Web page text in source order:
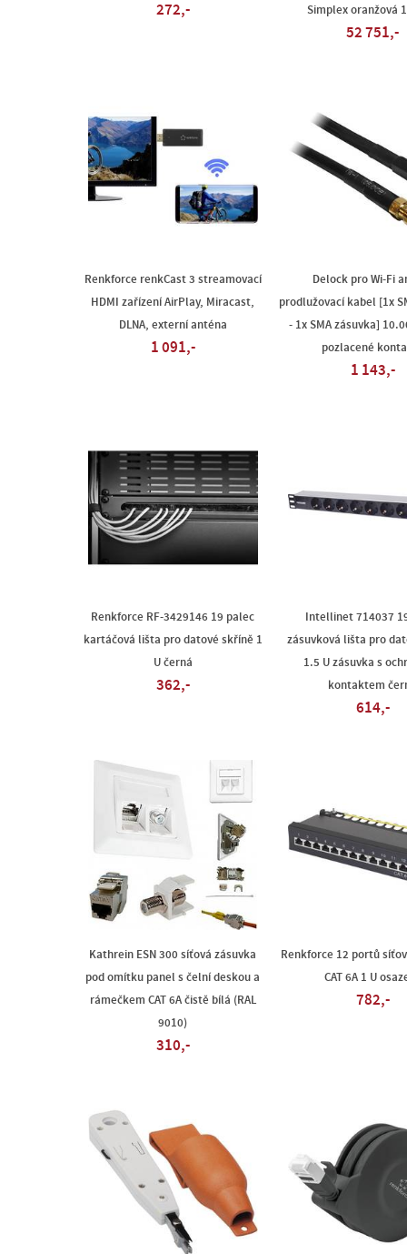
272,-
Simplex oranžová
52 751,-
Renkforce renkCast 3 streamovací
HDMI zařízení AirPlay, Miracast,
DLNA, externí anténa
1 091,-
Delock pro Wi-Fi
prodlužovací kabel [1x
- 1x SMA zásuvka]
pozlacené
1 143,-
Renkforce RF-3429146 19 palec
kartáčová lišta pro datové skříně 1
U černá
362,-
Intellinet 714037
zásuvková lišta pro
1.5 U zásuvka s
kontaktem
614,-
Kathrein ESN 300 síťová zásuvka
pod omítku panel s čelní deskou a
rámečkem CAT 6A čistě bílá (RAL
9010)
310,-
Renkforce 12 portů
CAT 6A 1 U
782,-